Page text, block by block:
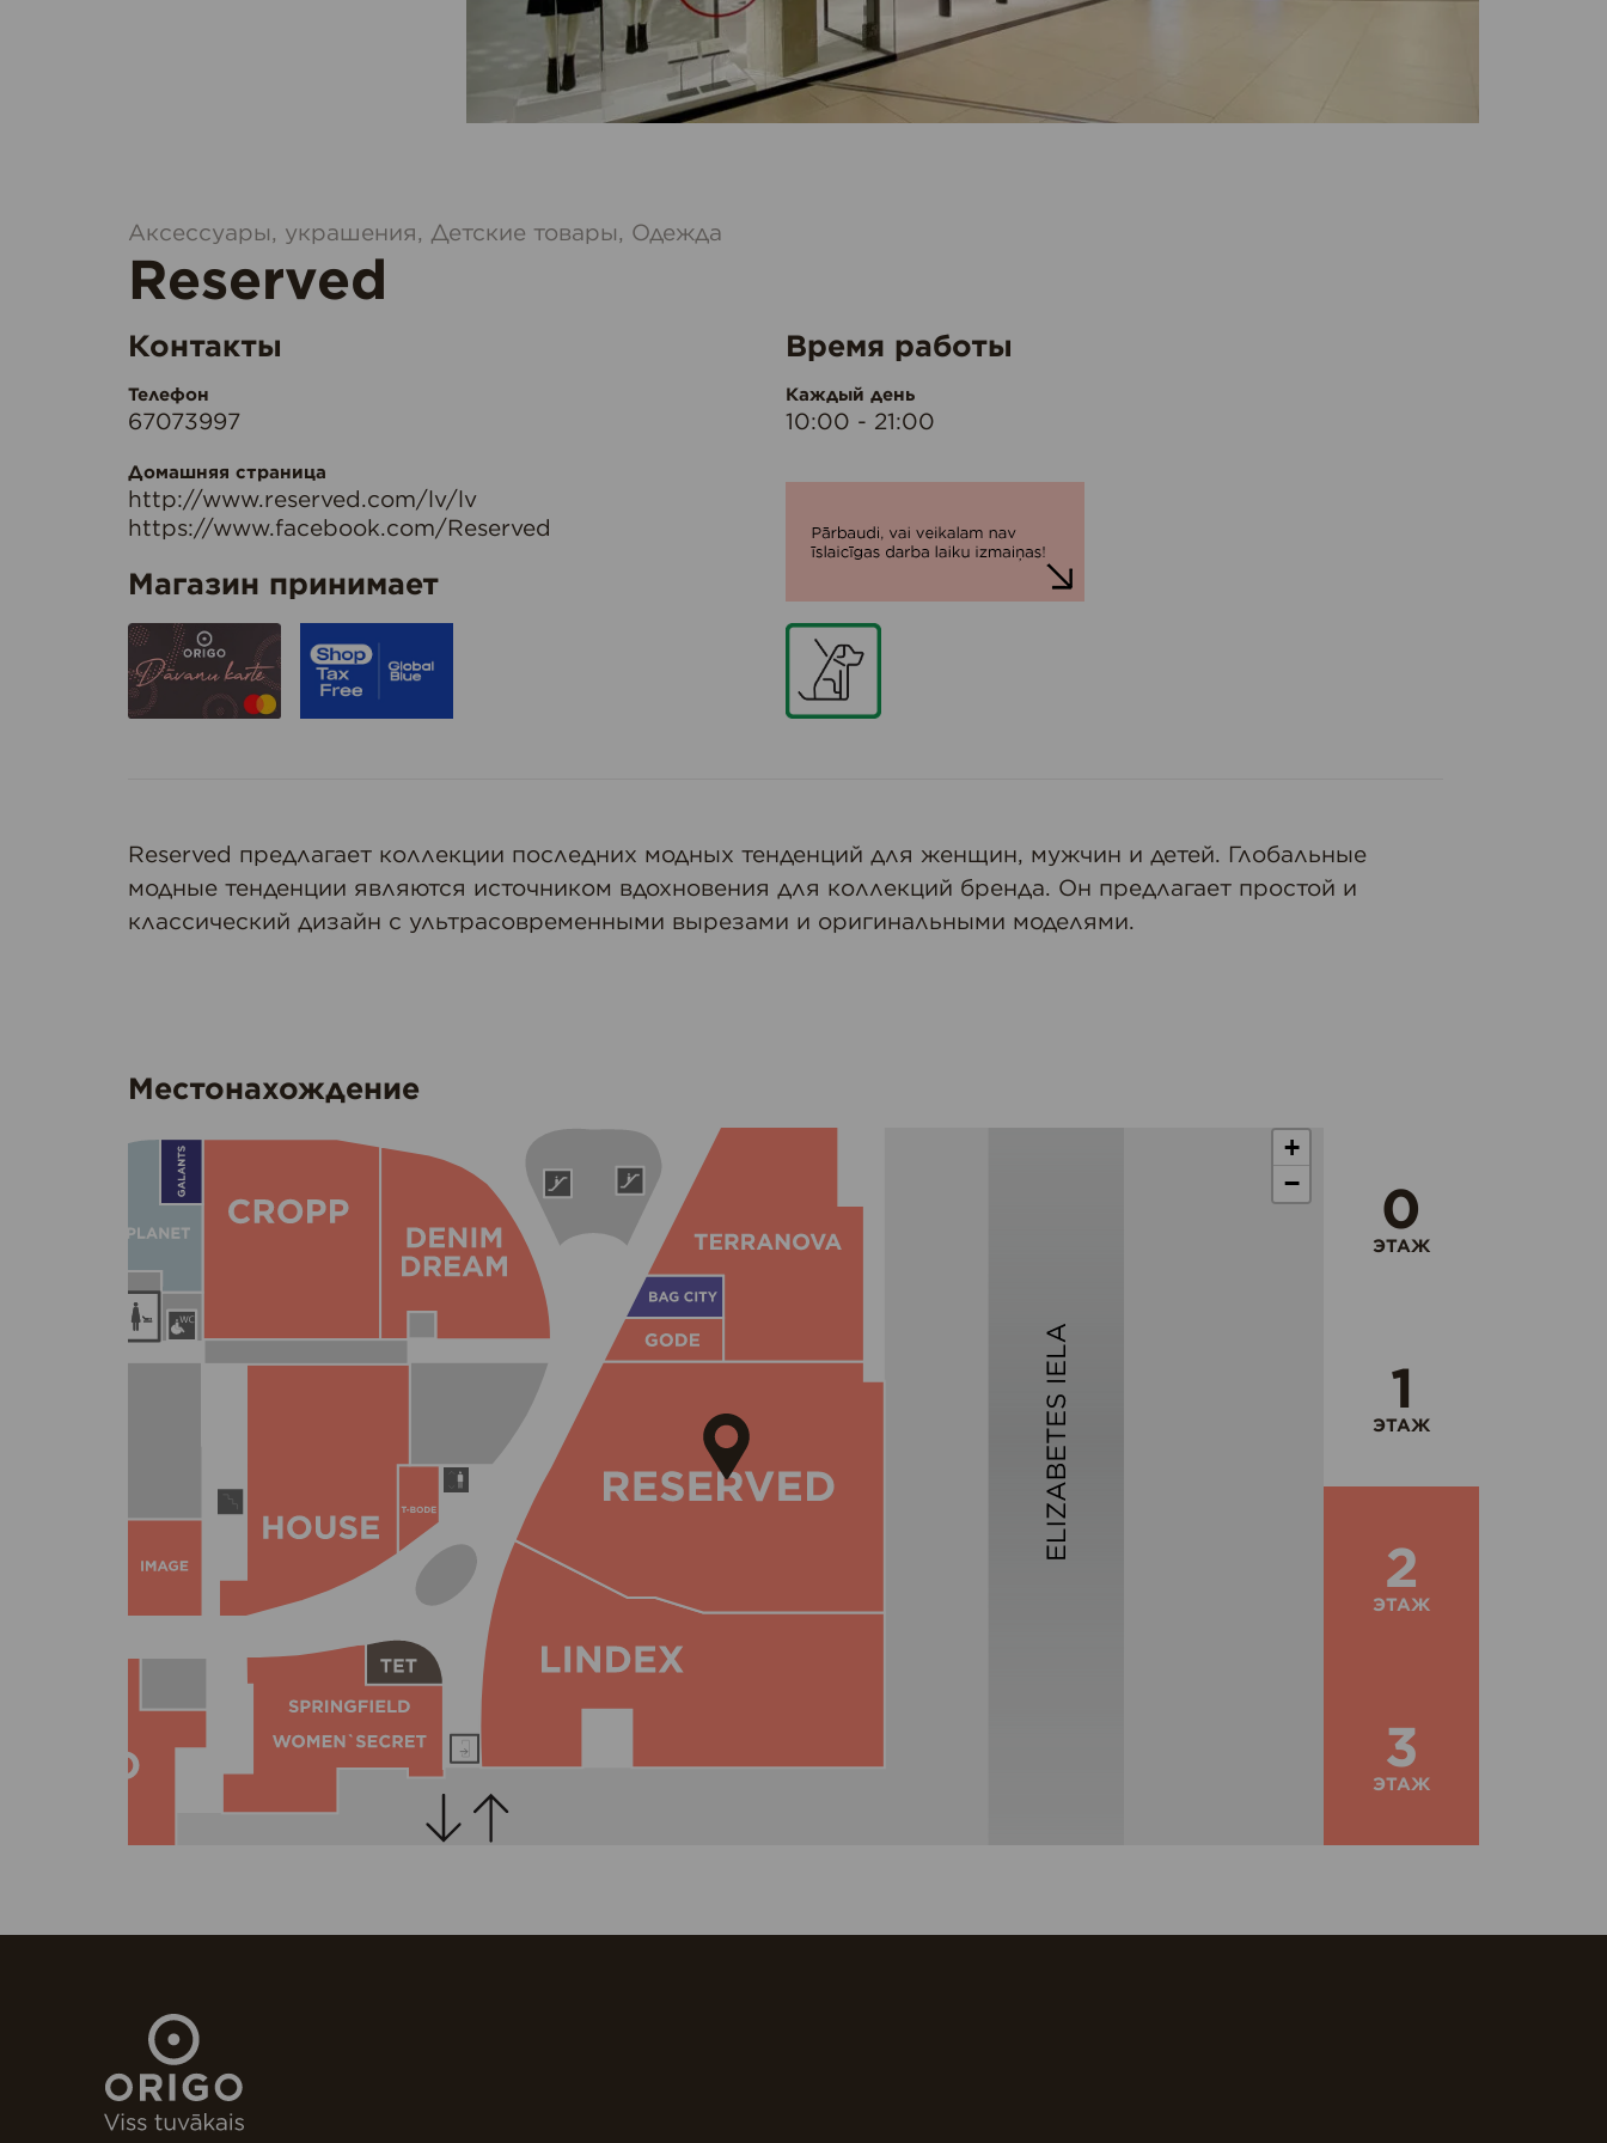
Аксессуары, украшения, Детские товары, Одежда
Reserved
Контакты
Телефон
67073997
Домашняя страница
http://www.reserved.com/lv/lv
https://www.facebook.com/Reserved
Магазин принимает
Время работы
Каждый день
10:00 - 21:00
Reserved предлагает коллекции последних модных тенденций для женщин, мужчин и детей. Глобальные
модные тенденции являются источником вдохновения для коллекций бренда. Он предлагает простой и
классический дизайн с ультрасовременными вырезами и оригинальными моделями.
Местонахождение
+
−
0
ЭТАЖ
1
ЭТАЖ
2
ЭТАЖ
3
ЭТАЖ